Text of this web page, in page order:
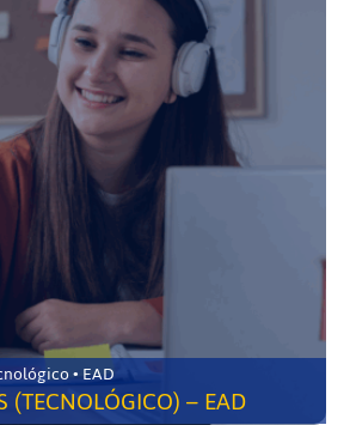
Divinópolis-MG • Tecnológico • EAD
(TECNOLÓGICO) – EAD